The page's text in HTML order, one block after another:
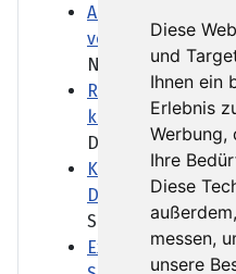
Diese
und
Ihnen ein
Erlebnis
Werbung,
Ihre
Diese
messen,
unsere
ARD-
verliert weiter
Nach der
Reform des
können
Der Anschlag auf
Keine Infos zum
Das Schweigen
Schon vor dem
Extrem-